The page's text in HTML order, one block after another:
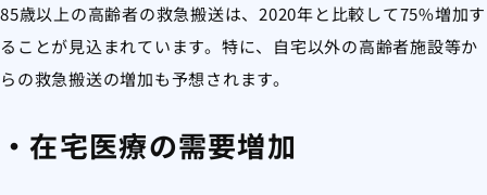
85歳以上の高齢者の救急搬送は、2020年と比較して75%増加す
ることが見込まれています。特に、自宅以外の高齢者施設等か
らの救急搬送の増加も予想されます。
・在宅医療の需要増加